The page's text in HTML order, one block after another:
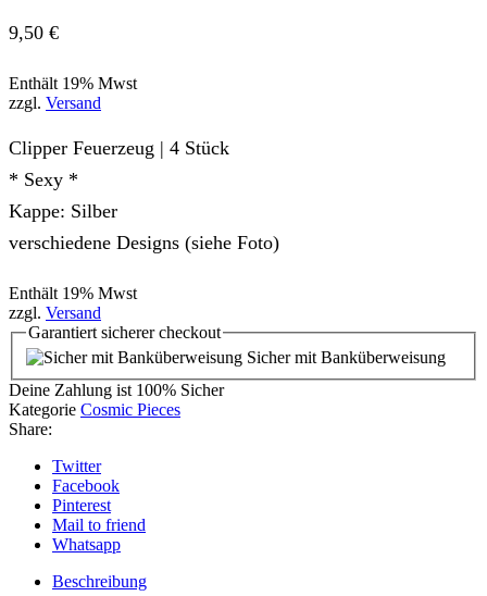
9,50 €
Enthält 19% Mwst
zzgl. Versand
Clipper Feuerzeug | 4 Stück
* Sexy *
Kappe: Silber
verschiedene Designs (siehe Foto)
Enthält 19% Mwst
zzgl. Versand
Garantiert sicherercheckout
Sicher mit Banküberweisung
Deine Zahlung ist 100% Sicher
Kategorie Cosmic Pieces
Share:
Twitter
Facebook
Pinterest
Mail to friend
Whatsapp
Beschreibung